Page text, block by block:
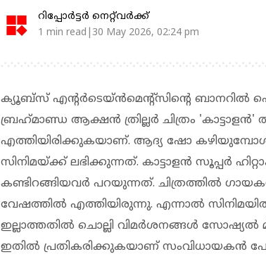
റിപ്പോർട്ടർ നെറ്റ്‌വര്‍ക്ക്‌
1 min read|30 May 2026, 02:24 pm
ക്യൂബ്‌സ് എന്റർടെയ്ൻമെന്റ്‌സിന്റെ ബാനറിൽ
ബ്രഹ്‌മാണ്ഡ ആക്ഷൻ ത്രില്ലർ ചിത്രം 'കാട്ടാളൻ'
എത്തിയിരിക്കുകയാണ്. ആദ്യ ഷോ കഴിയുമ്പോൾ
സിനിമയ്ക്ക് ലഭിക്കുന്നത്. കാട്ടാളൻ സൂപ്പർ
കണ്ടിറങ്ങിയവർ പറയുന്നത്. ചിത്രത്തിൽ
വേഷത്തിൽ എത്തിയിരുന്നു. എന്നാൽ
ഇല്ലാത്തതിൽ ചൊല്ലി വിമർശനങ്ങൾ സോഷ്യൽ
ഇതിൽ പ്രതികരിക്കുകയാണ് സംവിധായകൻ